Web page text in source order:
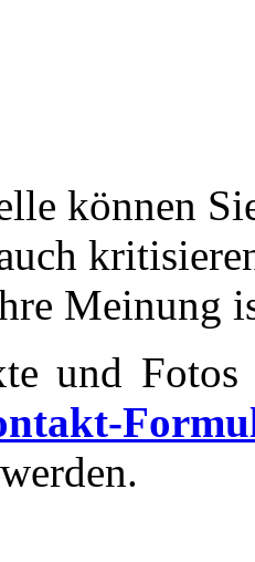
können
Meinung
und Fotos